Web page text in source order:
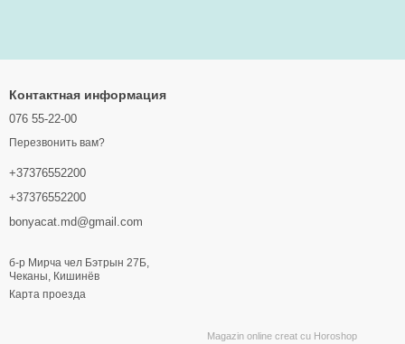
Контактная информация
076 55-22-00
Перезвонить вам?
+37376552200
+37376552200
bonyacat.md@gmail.com
б-р Мирча чел Бэтрын 27Б,
Чеканы, Кишинёв
Карта проезда
Magazin online creat cu Horoshop